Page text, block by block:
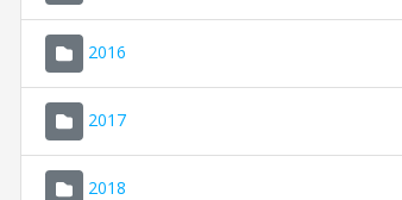
2016
2017
2018